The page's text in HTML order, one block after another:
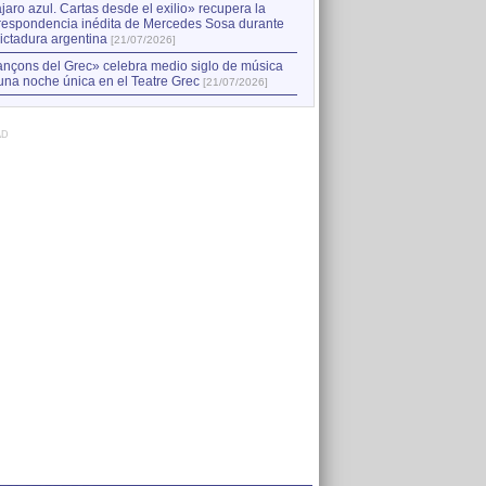
azul. Cartas desde el exilio» recupera la
inédita de Mercedes Sosa durante
argentina [21/07/2026]
del Grec» celebra medio siglo de música
noche única en el Teatre Grec [21/07/2026]